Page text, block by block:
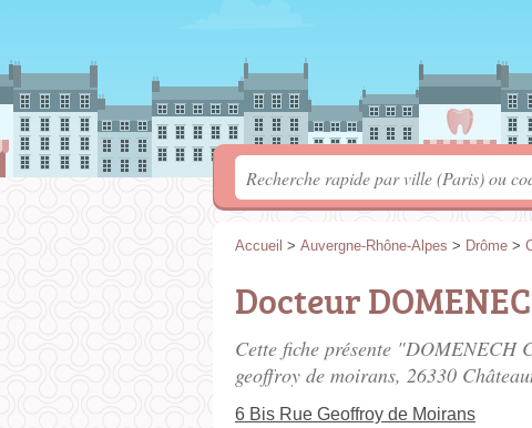
Accueil > Auvergne-Rhône-Alpes > Drôme >
Docteur
Cette fiche présente "DOMENECH
geoffroy de moirans, 26330
6 Bis Rue Geoffroy de Moirans